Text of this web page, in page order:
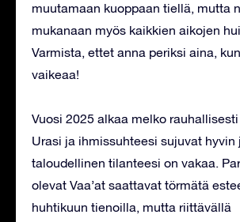
muutamaan kuoppaan tiellä, mutta
mukanaan myös kaikkien aikojen
Varmista, ettet anna periksi aina,
vaikeaa!
Vuosi 2025 alkaa melko
Urasi ja ihmissuhteesi sujuvat hyvin
taloudellinen tilanteesi on vakaa.
olevat Vaa’at saattavat törmätä
huhtikuun tienoilla, mutta riittävällä